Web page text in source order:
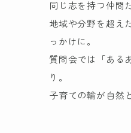
同じ志を持つ仲間
地域や分野を超え
っかけに。
質問会では「ある
り。
子育ての輪が自然